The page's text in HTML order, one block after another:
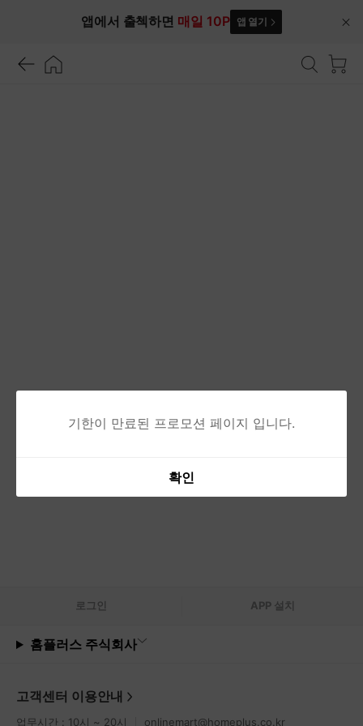
앱에서 출첵하면 매일 10P 앱 열기
닫
로그 인 APP 설치
홈플러스 주식회사
고객센터 이용안내
업무시간 : 10시 ~ 20시 onlinemart@homeplus.co.kr
기한이 만료된 프로모션 페이지 입니다.
확인